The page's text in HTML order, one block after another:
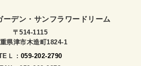
ーデン・サンフラワードリーム
〒514-1115
県津市木造町1824-1
Ｌ : 059-202-2790